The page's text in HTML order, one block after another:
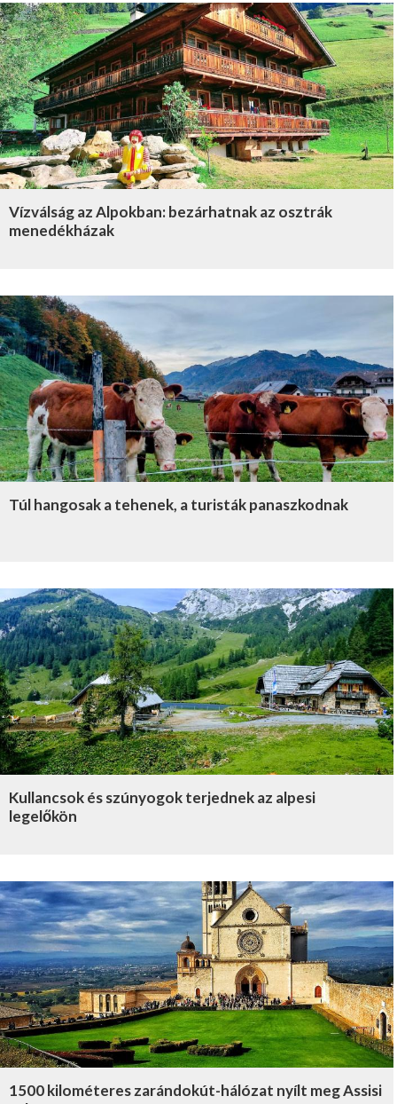
Vízválság az Alpokban: bezárhatnak az osztrák
menedékházak
Túl hangosak a tehenek, a turisták panaszkodnak
Kullancsok és szúnyogok terjednek az alpesi
legelőkön
1500 kilométeres zarándokút-hálózat nyílt meg Assisi